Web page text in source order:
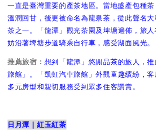
一直是臺灣重要的產茶地區。當地盛產包種
溫潤回甘，後更被命名為龍泉茶，從此聲名
茶之一。
「龍潭」觀光茶園及埤塘遍佈，旅
妨沿著埤塘步道騎乘自行車，感受湖面風光。
推薦旅宿： 想到 「龍潭」悠閒品茶的旅人，
旅館」。 「凱虹汽車旅館」外觀童趣繽紛，客
多元房型和親切服務受到眾多住客讚賞。
日月潭｜紅玉紅茶